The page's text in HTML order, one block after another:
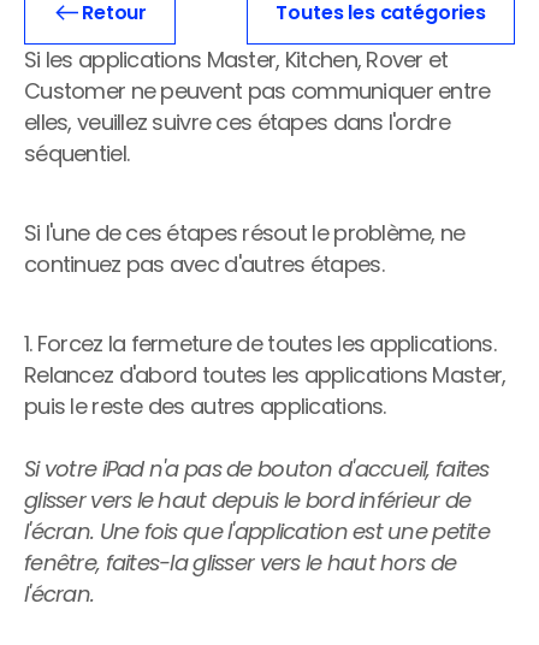
Un emplacement
Multi-sites
Franchise
Cafés
Crèmeries
Bars à hamburgers
Cantines
Bars à sushi
Épiceries fines &
Blogue
Base de connaissances
Contactez-nous
Fr Obtenez une démo
Retour Toutes les catégories
Si les applications Master, Kitchen, Rover et
Customer ne peuvent pas communiquer entre
elles, veuillez suivre ces étapes dans l'ordre
séquentiel.
Si l'une de ces étapes résout le problème, ne
continuez pas avec d'autres étapes.
1. Forcez la fermeture de toutes les applications.
Relancez d'abord toutes les applications Master,
puis le reste des autres applications.
Si votre iPad n'a pas de bouton d'accueil, faites
glisser vers le haut depuis le bord inférieur de
l'écran. Une fois que l'application est une petite
fenêtre, faites-la glisser vers le haut hors de
l'écran.